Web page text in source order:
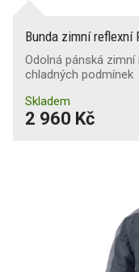
Bunda zimní reflexní
Odolná pánská
chladných podmínek
Skladem
2 960 Kč